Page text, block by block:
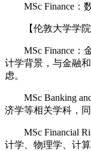
MSc Finance：数
【伦敦大学学院
MSc Finance：金
计学背景，与金融
虑。
MSc Banking and
济学等相关学科，
MSc Financial
计学、物理学、计